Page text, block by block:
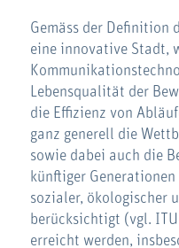
Gemäss der Definition
eine innovative Stadt,
Lebensqualität der
die Effizienz von
ganz generell die
sowie dabei auch die
künftiger
sozialer, ökologischer
berücksichtigt (vgl.
erreicht werden,